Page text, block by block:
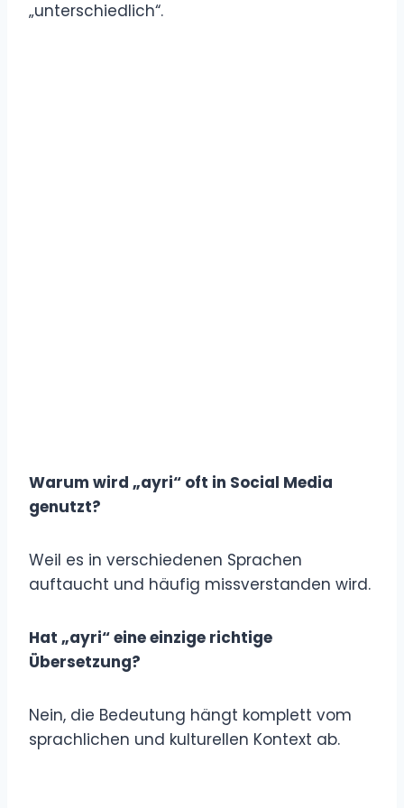
„unterschiedlich“.
Warum wird „ayri“ oft in Social Media
genutzt?
Weil es in verschiedenen Sprachen
auftaucht und häufig missverstanden wird.
Hat „ayri“ eine einzige richtige
Übersetzung?
Nein, die Bedeutung hängt komplett vom
sprachlichen und kulturellen Kontext ab.